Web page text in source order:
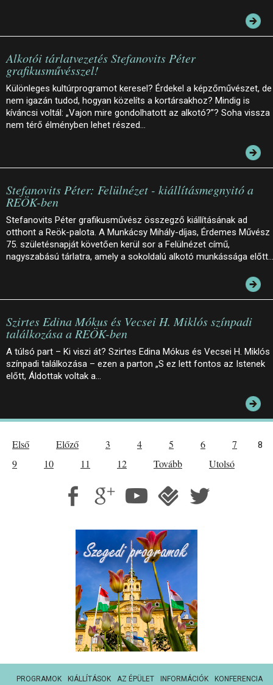
Alkotói tárlatvezetés Stefanovits Péter
grafikusművésszel!
Különleges kultúrprogramot keresel? Érdekel a képzőművészet, de
nem igazán tudod, hogyan közelíts a kortársakhoz? Mindig is
kíváncsi voltál: „Vajon mire gondolhatott az alkotó?”? Soha vissza
nem térő élményben lehet részed…
Stefanovits Péter: Felülnézet - kiállításmegnyitó a
REÖK-ben
Stefanovits Péter grafikusművész összegző kiállításának ad
otthont a Reök-palota. A Munkácsy Mihály-díjas, Érdemes Művész
75. születésnapját követően kerül sor a Felülnézet című,
nagyszabású tárlatra, amely a sokoldalú alkotó munkássága előtt…
Szirtes Edina Mókus és Vecsei H. Miklós színpadi
találkozása a REÖK-ben
A túlsó part – Ki viszi át? Szirtes Edina Mókus és Vecsei H. Miklós
színpadi találkozása – ezen a parton „S ez lett fontos az Istenek
előtt, Áldottak voltak a…
Első Előző 3 4 5 6 7 8
9 10 11 12 Tovább Utolsó
PROGRAMOK KIÁLLÍTÁSOK AZ ÉPÜLET INFORMÁCIÓK KONFERENCIA